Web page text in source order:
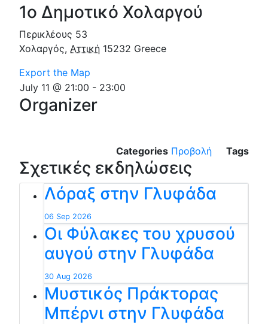
1ο Δημοτικό Χολαργού
Περικλέους 53
Χολαργός, Αττική 15232 Greece
Export the Map
July 11 @ 21:00 - 23:00
Organizer
Categories Προβολή Tags
Σχετικές εκδηλώσεις
Λόραξ στην Γλυφάδα
06 Sep 2026
Οι Φύλακες του χρυσού
αυγού στην Γλυφάδα
30 Aug 2026
Μυστικός Πράκτορας
Μπέρνι στην Γλυφάδα